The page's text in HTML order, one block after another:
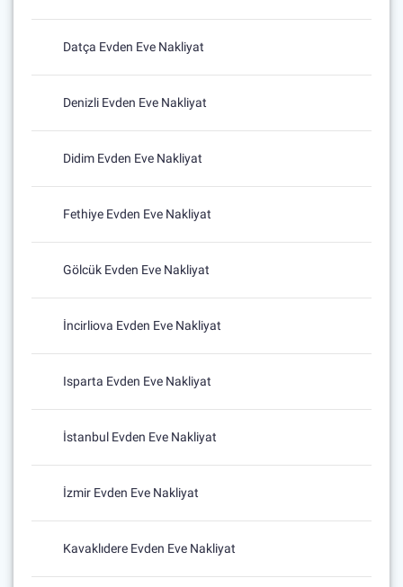
Datça Evden Eve Nakliyat
Denizli Evden Eve Nakliyat
Didim Evden Eve Nakliyat
Fethiye Evden Eve Nakliyat
Gölcük Evden Eve Nakliyat
İncirliova Evden Eve Nakliyat
Isparta Evden Eve Nakliyat
İstanbul Evden Eve Nakliyat
İzmir Evden Eve Nakliyat
Kavaklıdere Evden Eve Nakliyat